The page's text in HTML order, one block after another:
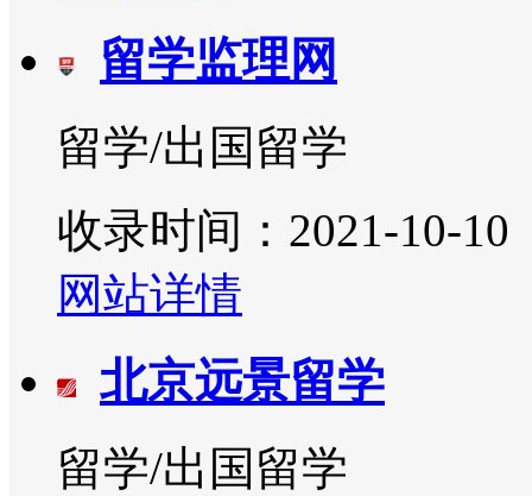
留学监理网
留学/出国留学
收录时间：2021-10-10
网站详情
北京远景留学
留学/出国留学